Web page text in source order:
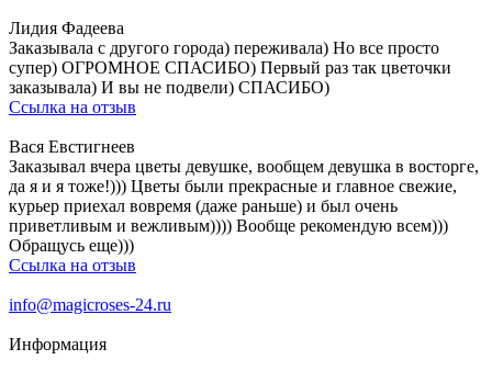
Лидия Фадеева
Заказывала с другого города) переживала) Но все просто
супер) ОГРОМНОЕ СПАСИБО) Первый раз так цветочки
заказывала) И вы не подвели) СПАСИБО)
Ссылка на отзыв
Вася Евстигнеев
Заказывал вчера цветы девушке, вообщем девушка в восторге,
да я и я тоже!))) Цветы были прекрасные и главное свежие,
курьер приехал вовремя (даже раньше) и был очень
приветливым и вежливым)))) Вообще рекомендую всем)))
Обращусь еще)))
Ссылка на отзыв
info@magicroses-24.ru
Информация